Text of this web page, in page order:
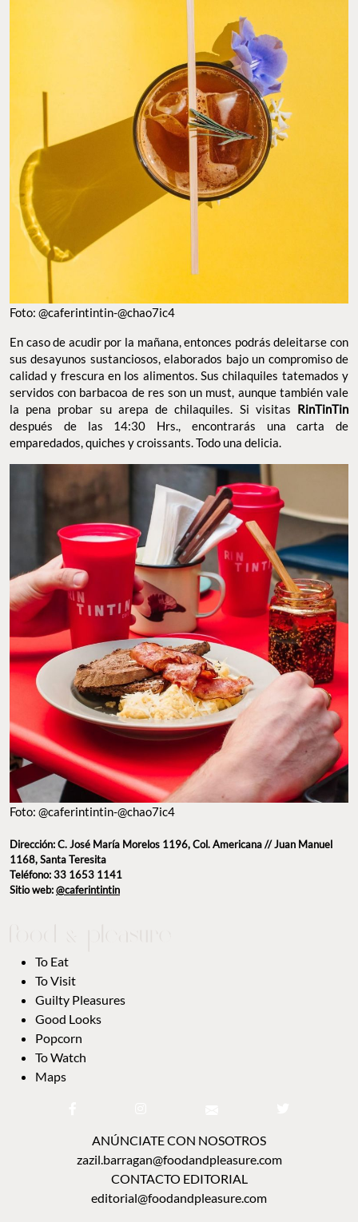
Foto: @caferintintin-@chao7ic4
En caso de acudir por la mañana, entonces podrás deleitarse con
sus desayunos sustanciosos, elaborados bajo un compromiso de
calidad y frescura en los alimentos. Sus chilaquiles tatemados y
servidos con barbacoa de res son un must, aunque también vale
la pena probar su arepa de chilaquiles. Si visitas RinTinTin
después de las 14:30 Hrs., encontrarás una carta de
emparedados, quiches y croissants. Todo una delicia.
Foto: @caferintintin-@chao7ic4
Dirección: C. José María Morelos 1196, Col. Americana // Juan Manuel
1168, Santa Teresita
Teléfono: 33 1653 1141
Sitio web:@caferintintin
To Eat
To Visit
Guilty Pleasures
Good Looks
Popcorn
To Watch
Maps
ANÚNCIATE CON NOSOTROS
zazil.barragan@foodandpleasure.com
CONTACTO EDITORIAL
editorial@foodandpleasure.com